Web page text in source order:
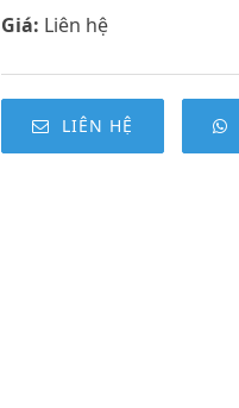
Giá: Liên hệ
LIÊN HỆ